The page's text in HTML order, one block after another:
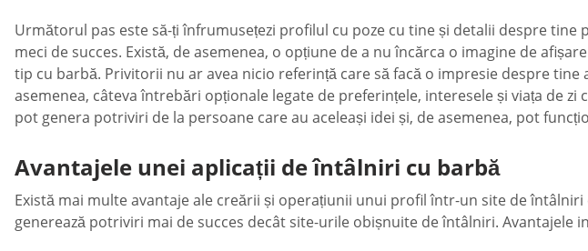
Următorul pas este să-ți înfrumusețezi profilul cu poze cu tine și detalii despre
meci de succes. Există, de asemenea, o opțiune de a nu încărca o imagine de
tip cu barbă. Privitorii nu ar avea nicio referință care să facă o impresie despre
asemenea, câteva întrebări opționale legate de preferințele, interesele și viața de
pot genera potriviri de la persoane care au aceleași idei și, de asemenea, pot
Avantajele unei aplicații de întâlniri cu barbă
Există mai multe avantaje ale creării și operațiunii unui profil într-un site de
generează potriviri mai de succes decât site-urile obișnuite de întâlniri. Avantajele